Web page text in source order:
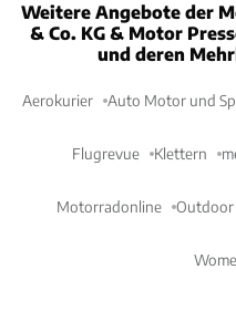
Weitere Angebote der
& Co. KG & Motor
und deren
Aerokurier Auto Motor und
Flugrevue Klettern
Motorradonline Outdoor